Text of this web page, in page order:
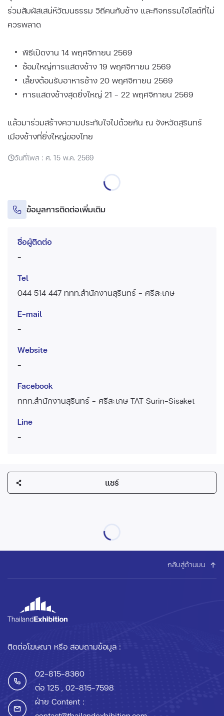
ร่วมสัมผัสเสน่ห์วัฒนธรรม วิถีคนกับช้าง และกิจกรรมไฮไลต์ที่ไม่
ควรพลาด
พิธีเปิดงาน 14 พฤศจิกายน 2569
ซ้อมใหญ่การแสดงช้าง 19 พฤศจิกายน 2569
เลี้ยงต้อนรับอาหารช้าง 20 พฤศจิกายน 2569
การแสดงช้างสุดยิ่งใหญ่ 21 - 22 พฤศจิกายน 2569
แล้วมาร่วมสร้างความประทับใจไปด้วยกัน ณ จังหวัดสุรินทร์
เมืองช้างที่ยิ่งใหญ่ของไทย
วันที่โพส : ศ. 15 พ.ค. 2569
ข้อมูลการติดต่อเพิ่มเติม
ชื่อผู้ติดต่อ
-
Tel
044 514 447 ททท.สำนักงานสุรินทร์ - ศรีสะเกษ
E-mail
-
Website
-
Facebook
ททท.สำนักงานสุรินทร์ - ศรีสะเกษ TAT Surin-Sisaket
Line
-
แชร์
กลับสู่ด้านบน
ติดต่อโฆษณา หรือ สอบถามข้อมูล :
02-815-8360
ต่อ 125 , 02-815-7598
ฝ่าย Content :